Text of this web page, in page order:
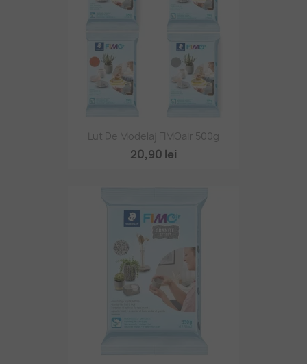
Lut De Modelaj FIMOair 500g
20,90 lei